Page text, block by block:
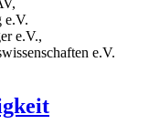
e.V.
e.V.,
e.V.